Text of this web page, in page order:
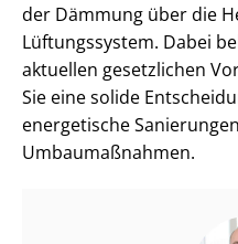
der Dämmung über die
Lüftungssystem. Dabei
aktuellen gesetzlichen
Sie eine solide
energetische
Umbaumaßnahmen.